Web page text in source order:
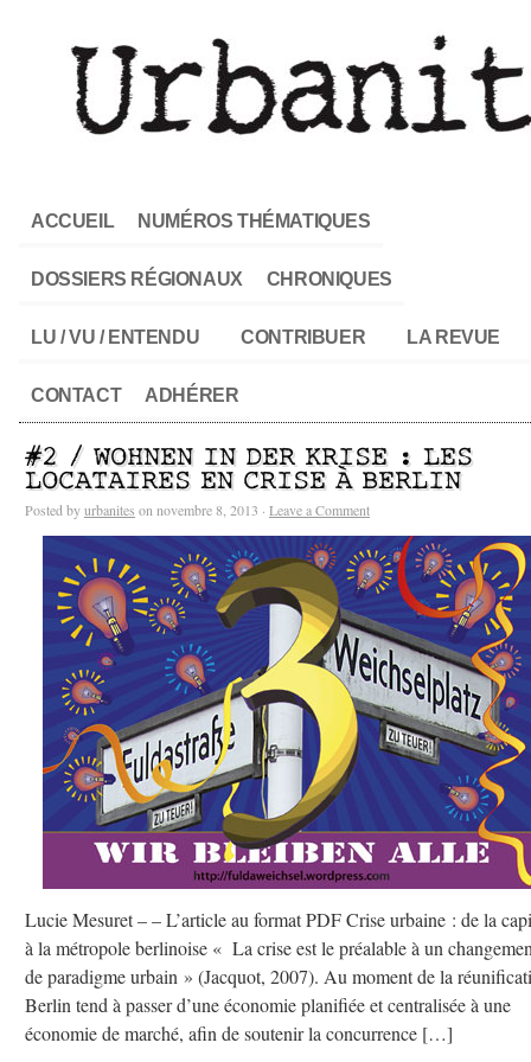
ACCUEIL NUMÉROS THÉMATIQUES
DOSSIERS RÉGIONAUX CHRONIQUES
LU / VU / ENTENDU CONTRIBUER LA REVUE
CONTACT ADHÉRER
#2 / WOHNEN IN DER KRISE : LES
LOCATAIRES EN CRISE À BERLIN
Posted byurbanites on novembre 8, 2013 · Leave a Comment
Lucie Mesuret – – L’article au format PDF Crise urbaine : de la
à la métropole berlinoise « La crise est le préalable à un
de paradigme urbain » (Jacquot, 2007). Au moment de la
Berlin tend à passer d’une économie planifiée et centralisée à une
économie de marché, afin de soutenir la concurrence […]